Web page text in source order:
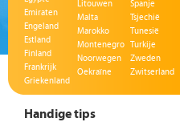
Emiraten
Engeland
Estland
Finland
Frankrijk
Griekenland
Litouwen
Malta
Marokko
Montenegro
Noorwegen
Oekraïne
Spanje
Tsjechië
Tunesië
Turkije
Zweden
Zwitserland
Handige tips